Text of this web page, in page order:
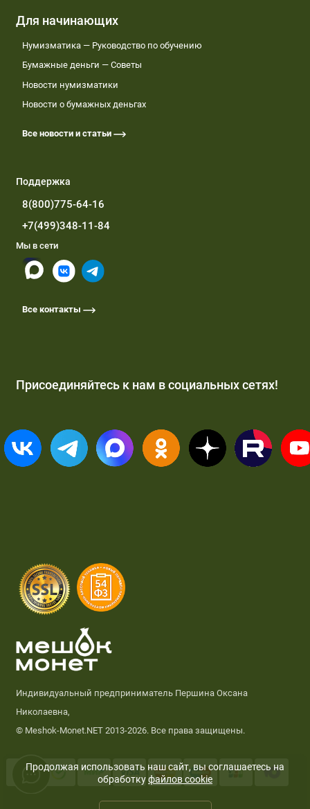
Для начинающих
Нумизматика — Руководство по обучению
Бумажные деньги — Советы
Новости нумизматики
Новости о бумажных деньгах
Все новости и статьи
Поддержка
8(800)775-64-16
+7(499)348-11-84
Мы в сети
Все контакты
Присоединяйтесь к нам в социальных сетях!
Индивидуальный предприниматель Першина Оксана
Николаевна,
© Meshok-Monet.NET 2013-2026. Все права защищены.
Продолжая использовать наш сайт, вы соглашаетесь на
обработкуфайлов cookie